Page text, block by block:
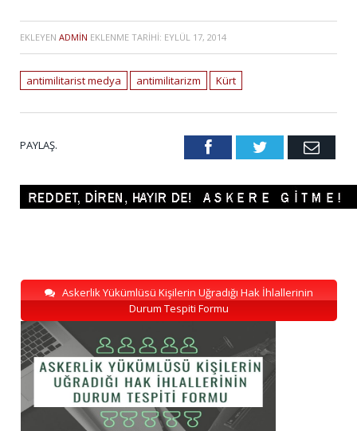
EKLEYEN ADMIN EKLENME TARIHI: EYLÜL 17, 2014
antimilitarist medya antimilitarizm Kürt
PAYLAŞ. FacebookTwitter Email
Askerlik Yükümlüsü Kişilerin Uğradığı Hak İhlallerinin
Durum Tespiti Formu